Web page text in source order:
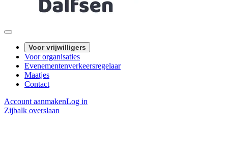
Voor vrijwilligers
Voor organisaties
Evenementenverkeersregelaar
Maatjes
Contact
Account aanmakenLog in
Zijbalk overslaan